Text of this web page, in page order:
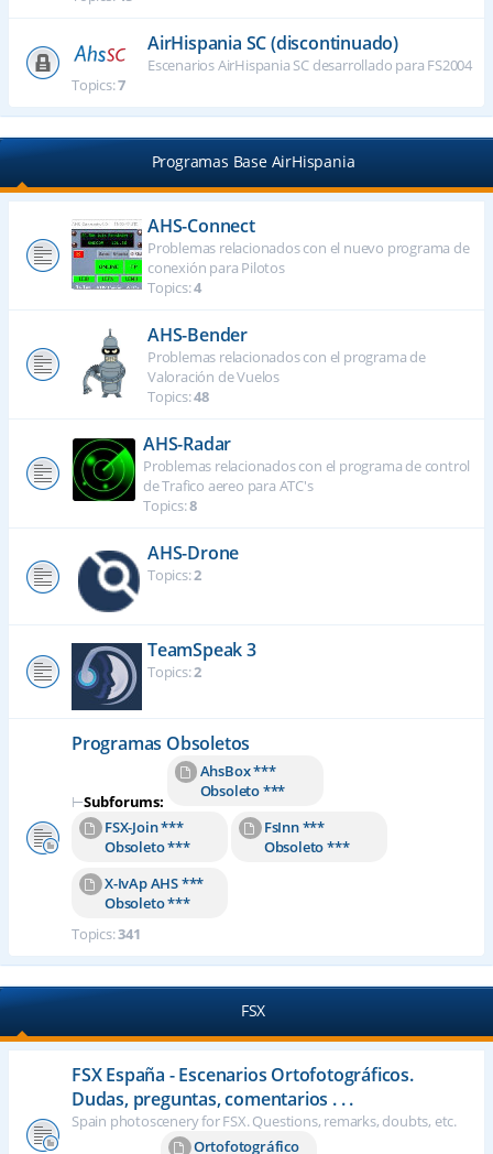
AirHispania SC (discontinuado)
Escenarios AirHispania SC desarrollado para FS2004
Topics:7
Programas Base AirHispania
AHS-Connect
Problemas relacionados con el nuevo programa de
conexión para Pilotos
Topics:4
AHS-Bender
Problemas relacionados con el programa de
Valoración de Vuelos
Topics:48
AHS-Radar
Problemas relacionados con el programa de control
de Trafico aereo para ATC's
Topics:8
AHS-Drone
Topics:2
TeamSpeak 3
Topics:2
Programas Obsoletos
⊢Subforums:
AhsBox ***
Obsoleto ***
FSX-Join ***
Obsoleto ***
FsInn ***
Obsoleto ***
X-IvAp AHS ***
Obsoleto ***
Topics:341
FSX
FSX España - Escenarios Ortofotográficos.
Dudas, preguntas, comentarios . . .
Spain photoscenery for FSX. Questions, remarks, doubts, etc.
Ortofotográfico